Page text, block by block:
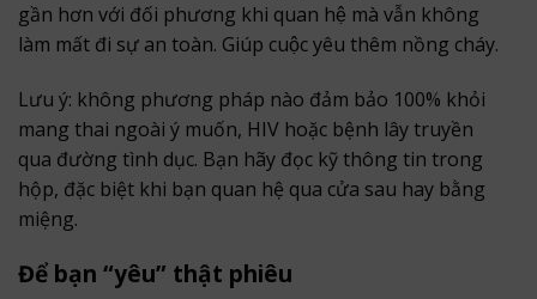
gần hơn với đối phương khi quan hệ mà vẫn không
làm mất đi sự an toàn. Giúp cuộc yêu thêm nồng cháy.
Lưu ý: không phương pháp nào đảm bảo 100% khỏi
mang thai ngoài ý muốn, HIV hoặc bệnh lây truyền
qua đường tình dục. Bạn hãy đọc kỹ thông tin trong
hộp, đặc biệt khi bạn quan hệ qua cửa sau hay bằng
miệng.
Để bạn “yêu” thật phiêu